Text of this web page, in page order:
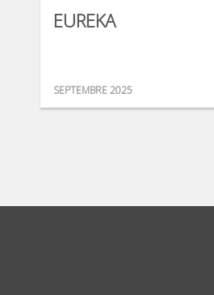
EUREKA
SEPTEMBRE 2025